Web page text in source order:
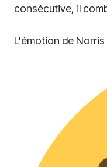
consécutive, il
L'émotion de